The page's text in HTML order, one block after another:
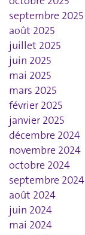
septembre 2025
août 2025
juillet 2025
juin 2025
mai 2025
mars 2025
février 2025
janvier 2025
décembre 2024
novembre 2024
octobre 2024
septembre 2024
août 2024
juin 2024
mai 2024